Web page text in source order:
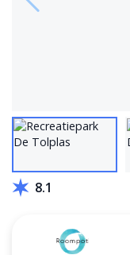
8.1